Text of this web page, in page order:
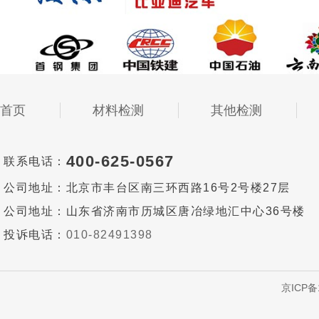
首页 材料检测 其他检测
联系电话： 400-625-0567
公司地址： 北京市丰台区南三环西路16号2号楼27层
公司地址： 山东省济南市历城区唐冶绿地汇中心36号楼
投诉电话： 010-82491398
京ICP